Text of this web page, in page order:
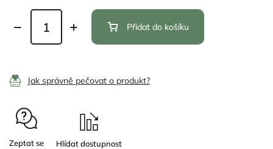
Přidat do košíku
Jak správně pečovat o produkt?
Zeptat se